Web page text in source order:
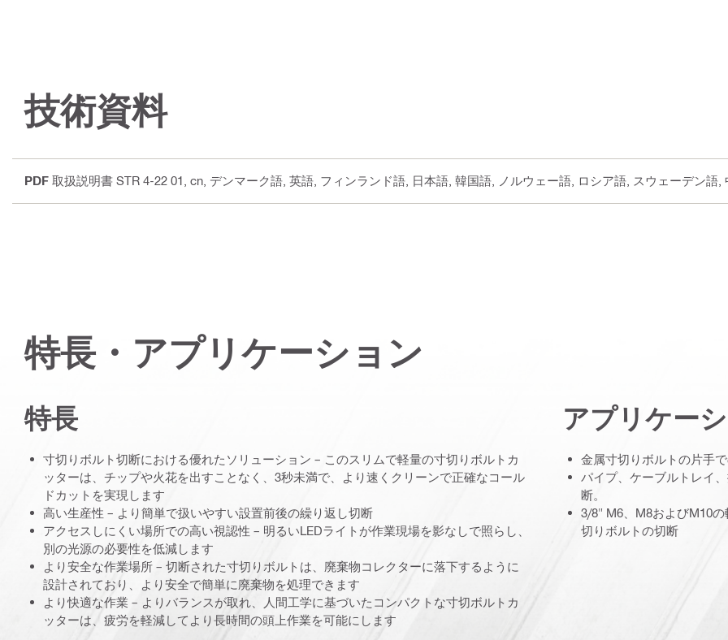
技術資料
PDF 取扱説明書 STR 4-22 01 , cn, デンマーク語, 英語, フィンランド語, 日本語, 韓国語, ノルウェー語, ロシア語, スウェーデン語,
特長・アプリケーション
特長
寸切りボルト切断における優れたソリューション – このスリムで軽量の寸切りボルトカ
ッターは、チップや火花を出すことなく、3秒未満で、より速くクリーンで正確なコール
ドカットを実現します
高い生産性 – より簡単で扱いやすい設置前後の繰り返し切断
アクセスしにくい場所での高い視認性 – 明るいLEDライトが作業現場を影なしで照らし、
別の光源の必要性を低減します
より安全な作業場所 – 切断された寸切りボルトは、廃棄物コレクターに落下するように
設計されており、より安全で簡単に廃棄物を処理できます
より快適な作業 – よりバランスが取れ、人間工学に基づいたコンパクトな寸切ボルトカ
ッターは、疲労を軽減してより長時間の頭上作業を可能にします
アプリケー
金属寸切りボルトの片手
パイプ、ケーブルトレイ
断。
3/8" M6、M8およびM10
切りボルトの切断